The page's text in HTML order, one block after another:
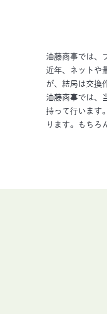
油藤商事では、
近年、ネットや
が、結局は交換
油藤商事では、
持って行います
ります。もちろ